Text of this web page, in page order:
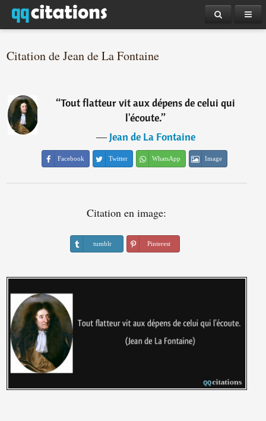
Citation de Jean de La Fontaine
“Tout flatteur vit aux dépens de celui qui
l'écoute.”
―Jean de La Fontaine
Facebook Twitter WhatsApp Image
Citation en image:
tumblr Pinterest